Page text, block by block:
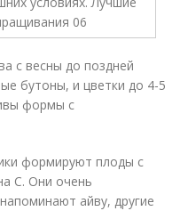
с весны до поздней
бутоны, и цветки до 4-5
формы с
формируют плоды с
С. Они очень
айву, другие